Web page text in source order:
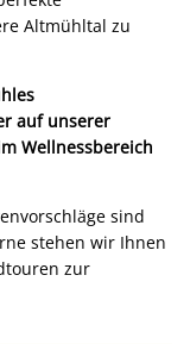
Altmühltal zu
auf unserer
Wellnessbereich
sind
stehen wir Ihnen
zur